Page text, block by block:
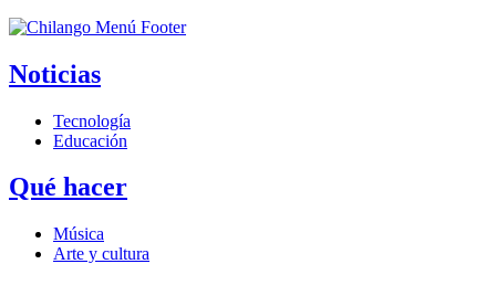
Noticias
Tecnología
Educación
Qué hacer
Música
Arte y cultura